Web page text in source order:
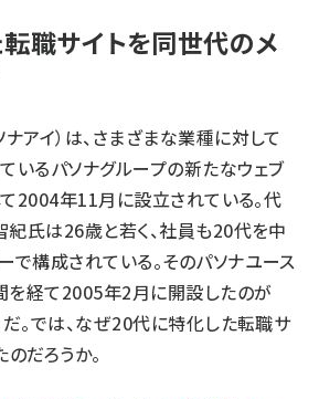
職サイトを同世代のメ
アイ）は、さまざまな業種に対して
いるパソナグループの新たなウェブ
2004年11月に設立されている。代
氏は26歳と若く、社員も20代を中
で構成されている。そのパソナユース
経て2005年2月に開設したのが
だ。では、なぜ20代に特化した転職サ
だろうか。